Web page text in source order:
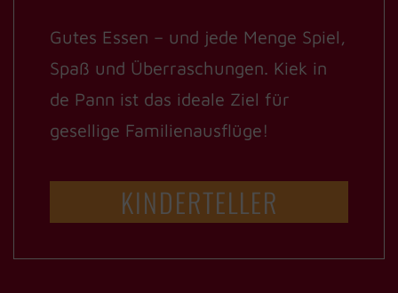
Gutes Essen – und jede Menge Spiel,
Spaß und Überraschungen. Kiek in
de Pann ist das ideale Ziel für
gesellige Familienausflüge!
KINDERTELLER